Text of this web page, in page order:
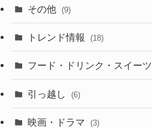
その他 (9)
トレンド情報 (18)
フード・ドリンク・スイーツ
引っ越し (6)
映画・ドラマ (3)